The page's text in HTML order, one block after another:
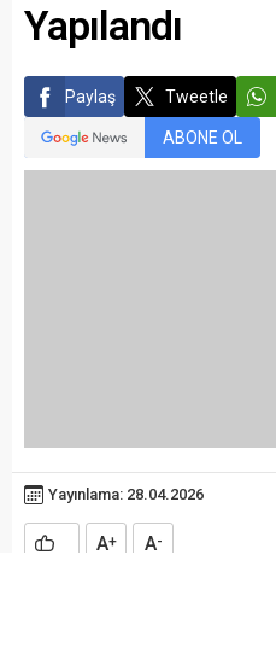
Yapılandı
Paylaş Tweetle
ABONE OL
Yayınlama: 28.04.2026
A+ A-